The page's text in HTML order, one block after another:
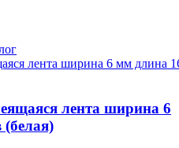
лента ширина 6